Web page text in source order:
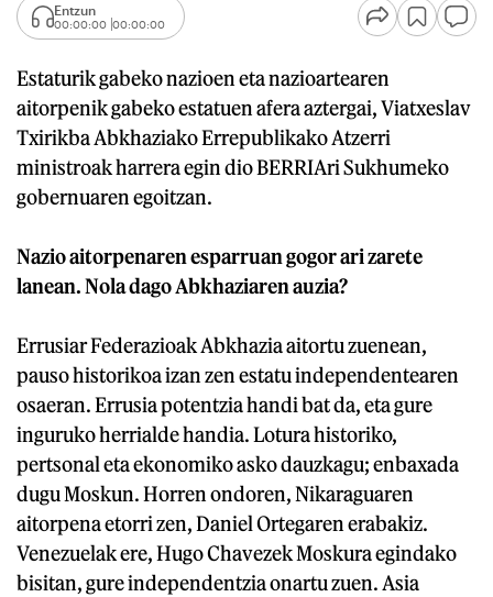
Entzun
00:00:00 00:00:00
Estaturik gabeko nazioen eta nazioartearen
aitorpenik gabeko estatuen afera aztergai, Viatxeslav
Txirikba Abkhaziako Errepublikako Atzerri
ministroak harrera egin dio BERRIAri Sukhumeko
gobernuaren egoitzan.
Nazio aitorpenaren esparruan gogor ari zarete
lanean. Nola dago Abkhaziaren auzia?
Errusiar Federazioak Abkhazia aitortu zuenean,
pauso historikoa izan zen estatu independentearen
osaeran. Errusia potentzia handi bat da, eta gure
inguruko herrialde handia. Lotura historiko,
pertsonal eta ekonomiko asko dauzkagu; enbaxada
dugu Moskun. Horren ondoren, Nikaraguaren
aitorpena etorri zen, Daniel Ortegaren erabakiz.
Venezuelak ere, Hugo Chavezek Moskura egindako
bisitan, gure independentzia onartu zuen. Asia